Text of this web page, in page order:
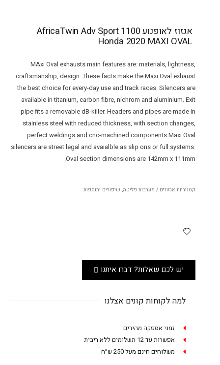
אגזוז לאופנוע AfricaTwin Adv Sport 1100
Honda 2020 MAXI OVAL
MAxi Oval exhausts main features are: materials, lightness,
craftsmanship, design. These facts make the Maxi Oval exhaust
the best choice for every-day use and track races. Silencers are
available in titanium, carbon fibre, nichrom and aluminium. Exit
pipe fits a removable dB-killer. Headers and pipes are made in
stainless steel with reduced thickness, with section changes,
perfect weldings and cnc-machined components.Maxi Oval
silencers are street legal and avaialble as slip ons or full systems.
Oval section dimensions are 142mm x 111mm.
קטגוריות אגזוזים / מערכות פליטה, שיפורים ותוספות
יש לכם שאלות? דברו איתנו
למה לקוחות קונים אצלנו
זמני אספקה מהירים
אפשרות עד 12 תשלומים ללא ריבית
משלוחים חינם מעל 250 ש״ח